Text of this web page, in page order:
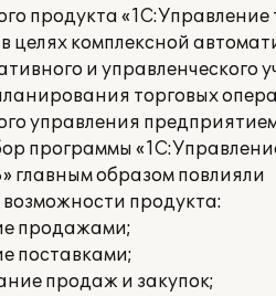
продукта «1С:Управление
целях комплексной
и управленческого
торговых
управления
программы
главным образом повлияли
продукта:
продажами;
поставками;
продаж и закупок;